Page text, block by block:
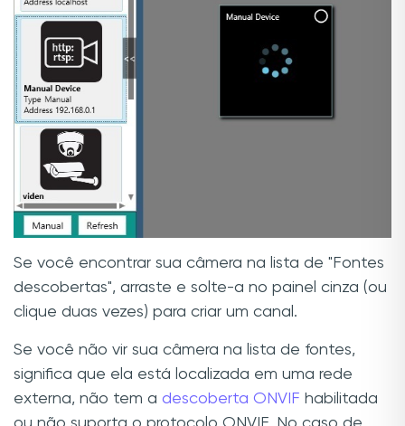
Se você encontrar sua câmera na lista de "Fontes
descobertas", arraste e solte-a no painel cinza (ou
clique duas vezes) para criar um canal.
Se você não vir sua câmera na lista de fontes,
significa que ela está localizada em uma rede
externa, não tem a descoberta ONVIF habilitada